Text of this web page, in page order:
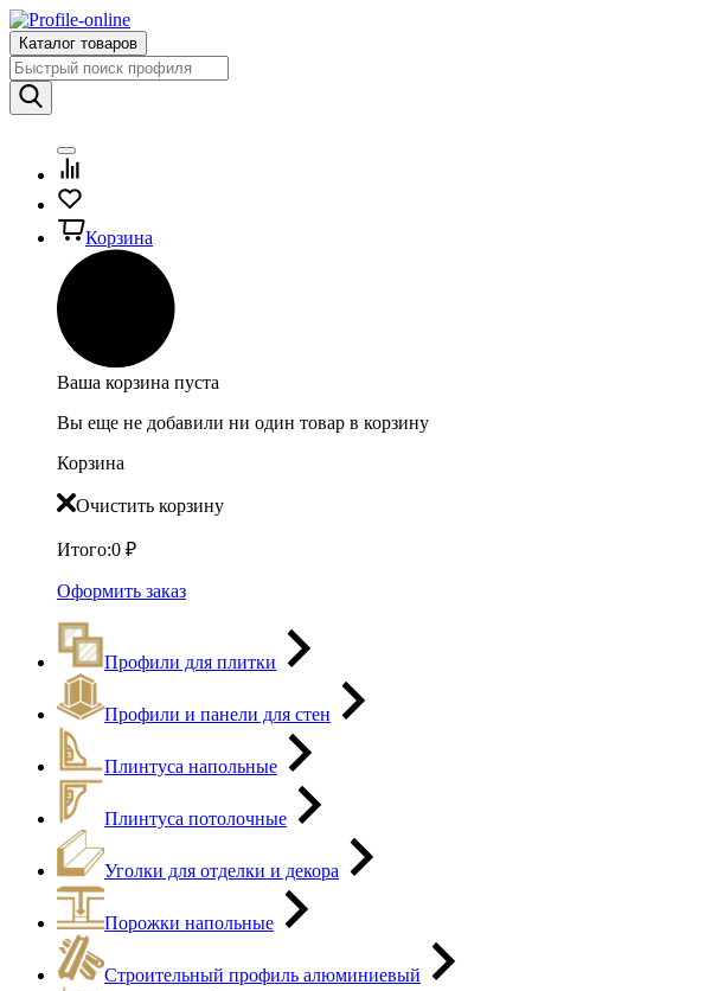
Каталог товаров
Корзина
Ваша корзина пуста
Вы еще не добавили ни один товар в корзину
Корзина
Очистить корзину
Итого:0 ₽
Оформить заказ
Профили для плитки
Профили и панели для стен
Плинтуса напольные
Плинтуса потолочные
Уголки для отделки и декора
Порожки напольные
Строительный профиль алюминиевый